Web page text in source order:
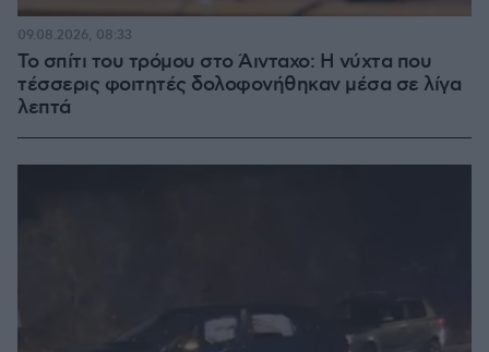
Το σπίτι του τρόμου στο Άινταχο: Η νύχτα που
τέσσερις φοιτητές δολοφονήθηκαν μέσα σε λίγα
λεπτά
09.08.2026, 08:33